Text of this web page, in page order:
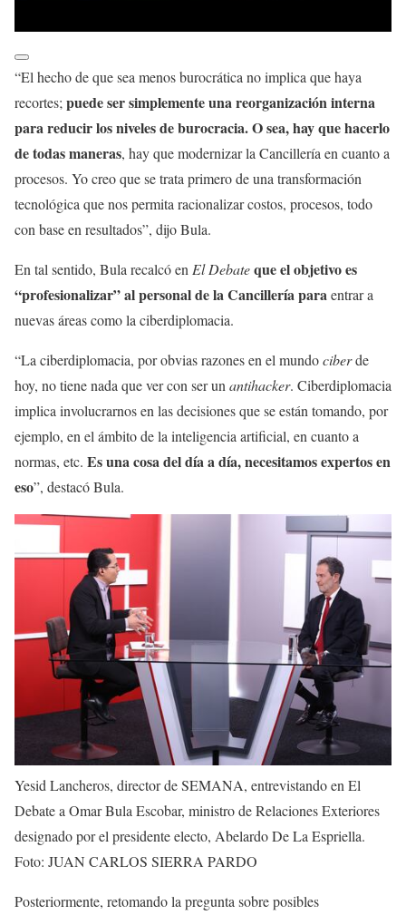
“El hecho de que sea menos burocrática no implica que haya
recortes; puede ser simplemente una reorganización interna
para reducir los niveles de burocracia. O sea, hay que hacerlo
de todas maneras, hay que modernizar la Cancillería en cuanto a
procesos. Yo creo que se trata primero de una transformación
tecnológica que nos permita racionalizar costos, procesos, todo
con base en resultados”, dijo Bula.
En tal sentido, Bula recalcó en El Debateque el objetivo es
“profesionalizar” al personal de la Cancillería paraentrar a
nuevas áreas como la ciberdiplomacia.
“La ciberdiplomacia, por obvias razones en el mundociberde
hoy, no tiene nada que ver con ser un antihacker. Ciberdiplomacia
implica involucrarnos en las decisiones que se están tomando, por
ejemplo, en el ámbito de la inteligencia artificial, en cuanto a
normas, etc. Es una cosa del día a día, necesitamos expertos en
eso”, destacó Bula.
Yesid Lancheros, director de SEMANA, entrevistando en El
Debate a Omar Bula Escobar, ministro de Relaciones Exteriores
designado por el presidente electo, Abelardo De La Espriella.
Foto: JUAN CARLOS SIERRA PARDO
Posteriormente, retomando la pregunta sobre posibles